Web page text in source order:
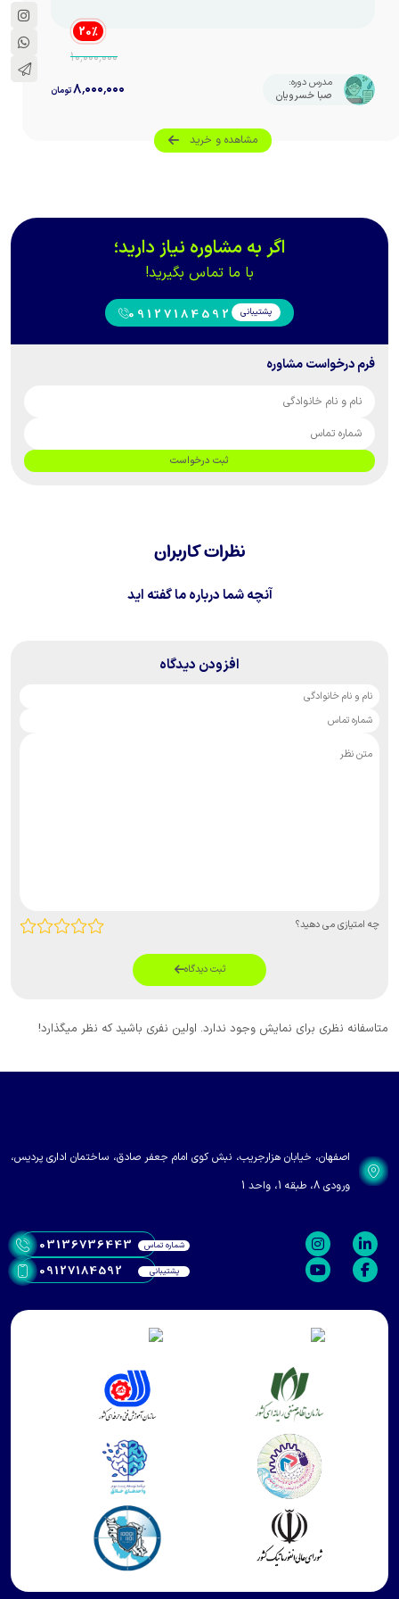
20%
۱۰٬۰۰۰٬۰۰۰
مدرس دوره:
صبا خسرویان
۸٬۰۰۰٬۰۰۰تومان
مشاهده و خرید
اگر به مشاوره نیاز دارید؛
با ما تماس بگیرید!
پشتیبانی 09127184592
فرم درخواست مشاوره
ثبت درخواست
نظرات کاربران
آنچه شما درباره ما گفته اید
افزودن دیدگاه
چه امتیازی می دهید؟
ثبت دیدگاه
متاسفانه نظری برای نمایش وجود ندارد. اولین نفری باشید که نظر میگذارد!
اصفهان، خیابان هزارجریب، نبش کوی امام جعفر صادق، ساختمان اداری پردیس،
ورودی 8، طبقه 1، واحد 1
شماره تماس 03136736443
پشتیبانی 09127184592